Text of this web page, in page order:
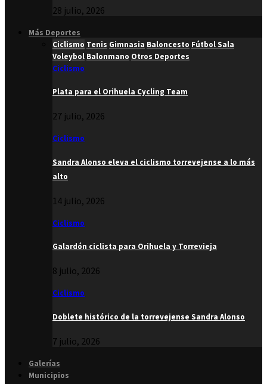
28 julio, 2026
Más Deportes
Ciclismo Tenis Gimnasia Baloncesto Fútbol Sala
Voleybol Balonmano Otros Deportes
Ciclismo
Plata para el Orihuela Cycling Team
27 julio, 2026
Ciclismo
Sandra Alonso eleva el ciclismo torrevejense a lo más
alto
14 julio, 2026
Ciclismo
Galardón ciclista para Orihuela y Torrevieja
8 julio, 2026
Ciclismo
Doblete histórico de la torrevejense Sandra Alonso
7 julio, 2026
Galerías
Municipios